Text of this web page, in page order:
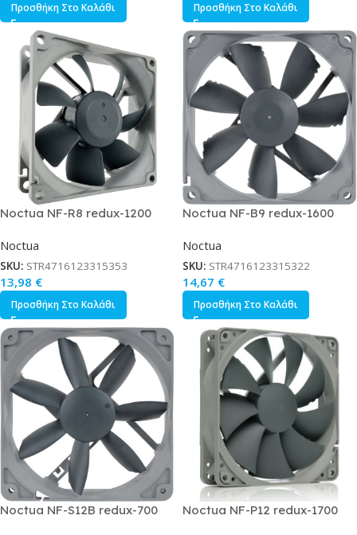
Προσθήκη Στο Καλάθι Προσθήκη Στο Καλάθι
Noctua NF-R8 redux-1200
Pin Γκρι
Noctua
SKU: STR4716123315353
13,98 €
Προσθήκη Στο Καλάθι
Noctua NF-B9 redux-1600
Pin Γκρι
Noctua
SKU: STR4716123315322
14,67 €
Προσθήκη Στο Καλάθι
Noctua NF-S12B redux-700
Noctua NF-P12 redux-1700